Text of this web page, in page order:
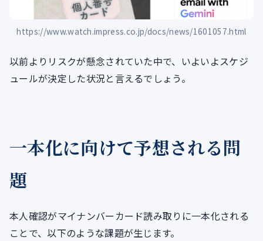
https://www.watch.impress.co.jp/docs/news/1601057.html
以前よりリスクが懸念されていた中で、いよいよスケジ
ュールが決定した状況と言えるでしょう。
一本化に向けて予想される問
題
本人確認がマイナンバーカード読み取りに一本化される
ことで、以下のような課題が生じます。